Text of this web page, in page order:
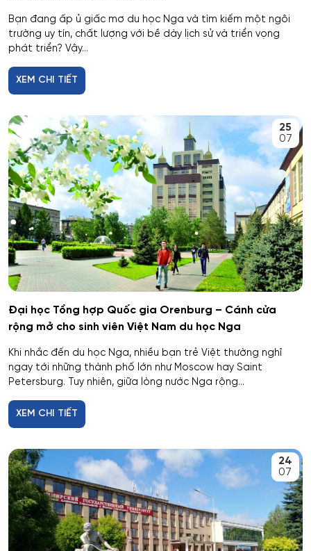
Hoạt động thông tin - thư viện
Hoạt động văn hóa - xã hội
Hàng không dẫn đường và kiểm soát không lưu
Hành chính công
Hóa dược
Hóa dầu và công nghệ sinh học
Hóa học
Hóa học cơ bản và ứng dụng
Hóa học, Vật lý và Cơ học Vật liệu
Hóa nông và khoa học đất nông nghiệp
Hóa sinh y học
Hải quan
Hệ thống an ninh thông tin – phân tích
Hệ thống chấp hành hàng không - vũ trụ
Bạn đang ấp ủ giấc mơ du học Nga và tìm kiếm một ngôi
trường uy tín, chất lượng với bề dày lịch sử và triển vọng
phát triển? Vậy...
XEM CHI TIẾT
25
07
Đại học Tổng hợp Quốc gia Orenburg – Cánh cửa
rộng mở cho sinh viên Việt Nam du học Nga
Khi nhắc đến du học Nga, nhiều bạn trẻ Việt thường nghĩ
ngay tới những thành phố lớn như Moscow hay Saint
Petersburg. Tuy nhiên, giữa lòng nước Nga rộng...
XEM CHI TIẾT
24
07